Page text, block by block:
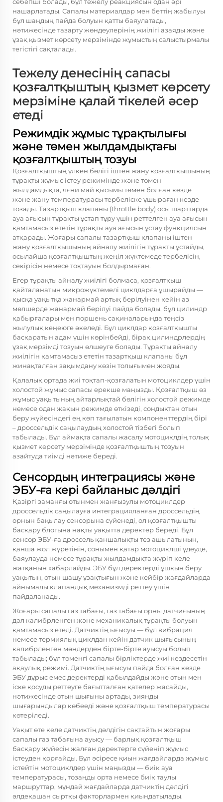
нашарлатады. Сапалы материалдар мен беттің жабылуы
бұл шаңдың пайда болуын қатты баяулатады,
нәтижесінде тазарту жөндеулерінің жиілігі азаяды және
ұзақ қызмет көрсету мерзімінде жұмыстың салыстырмалы
тегістігі сақталады.
Тежелу денесінің сапасы
қозғалтқыштың қызмет көрсету
мерзіміне қалай тікелей әсер
етеді
Режимдік жұмыс тұрақтылығы
және төмен жылдамдықтағы
қозғалтқыштың тозуы
Қозғалтқыштың үлкен бөлігі іштен жану қозғалтқышының
тұрақты жұмыс істеу режимінде және төмен
жылдамдықта, яғни май қысымы төмен болған кезде
және жану температурасы тербеліске ұшыраған кезде
тозады. Тазартқыш клапаны (throttle body) осы шарттарда
ауа ағысын тұрақты ұстап тұру үшін реттелген ауа ағысын
қамтамасыз ететін тұрақты ауа ағысын ұстау функциясын
атқарады. Жоғары сапалы тазартқыш клапаны іштен
жану қозғалтқышының айналу жиілігін тұрақты ұстайды,
осылайша қозғалтқыштың жеңіл жүктемеде тербелісін,
секірісін немесе тоқтауын болдырмаған.
Егер тұрақты айналу жиілігі болмаса, қозғалтқыш
қайталанатын микрожүктемелі циклдарға ұшырайды —
қысқа уақытқа жанармай артық берілуінен кейін аз
мөлшерде жанармай берілуі пайда болады, бұл цилиндр
қабырғалары мен поршень сақиналарында теңсіз
жылулық кеңеюге әкеледі. Бұл циклдар қозғалтқышты
басқаратын адам үшін көрінбейді, бірақ цилиндрлердің
ұзақ мерзімді тозуын өлшеуге болады. Тұрақты айналу
жиілігін қамтамасыз ететін тазартқыш клапаны бұл
жинақталған зақымдану көзін толығымен жояды.
Қалалық ортада жиі тоқтап-қозғалатын мотоциклдер үшін
холостой жұмыс сапасы ерекше маңызды. Қозғалтқыш өз
жұмыс уақытының айтарлықтай бөлігін холостой режимде
немесе одан жақын режимде өткізеді, сондықтан отын
беру жүйесіндегі ең көп тағылатын компоненттердің бірі
– дроссельдік саңылаудың холостой тізбегі болып
табылады. Бұл аймақта сапалы жасалу мотоциклдің толық
қызмет көрсету мерзімінде қозғалтқыштың тозуын
азайтуда тиімді нәтиже береді.
Сенсордың интеграциясы және
ЭБУ-ға кері байланыс дәлдігі
Қазіргі заманғы отынмен жанғызулы мотоциклдер
дроссельдік саңылауға интеграцияланған дроссельдің
орнын бақылау сенсорына сүйенеді, ол қозғалтқышты
басқару блогына нақты уақытта деректер береді. Бұл
сенсор ЭБУ-ға дроссель қаншалықты тез ашылатынын,
қанша жол жүретінін, сонымен қатар мотоциклші үдеуде,
баяулауда немесе тұрақты жылдамдықта жүріп келе
жатқанын хабарлайды. ЭБУ бұл деректерді ұшқын беру
уақытын, отын шашу ұзақтығын және кейбір жағдайларда
айнымалы клапандық механизмді реттеу үшін
пайдаланады.
Жоғары сапалы газ табағы, газ табағы орны датчиғының
дәл калибрленген және механикалық тұрақты болуын
қамтамасыз етеді. Датчиктің ығысуы — бұл вибрация
немесе термиялық циклдан кейін датчик шығысының
калибрленген мәндерден бірте-бірте ауысуы болып
табылады; бұл төменгі сапалы бірліктерде жиі кездесетін
ақаулық режимі. Датчиктің ығысуы пайда болған кезде
ЭБУ дұрыс емес деректерді қабылдайды және отын мен
іске қосуды реттеуге бағытталған қателер жасайды,
нәтижесінде отын шығыны артады, зиянды
шығарындылар көбееді және қозғалтқыш температурасы
көтеріледі.
Уақыт өте келе датчиктің дәлдігін сақтайтын жоғары
сапалы газ табағына ауысу — барлық қозғалтқыш
басқару жүйесін жалған деректерге сүйеніп жұмыс
істеуден қорғайды. Бұл әсіресе қиын жағдайларда жұмыс
істейтін мотоциклдер үшін маңызды — биік ауа
температурасы, тозаңды орта немесе биік таулы
маршруттар, мұндай жағдайларда датчиктің дәлдігі
әлдеқашан сыртқы факторлармен қиындатылады.